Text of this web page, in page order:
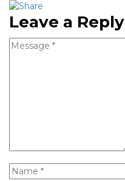
Leave a Reply